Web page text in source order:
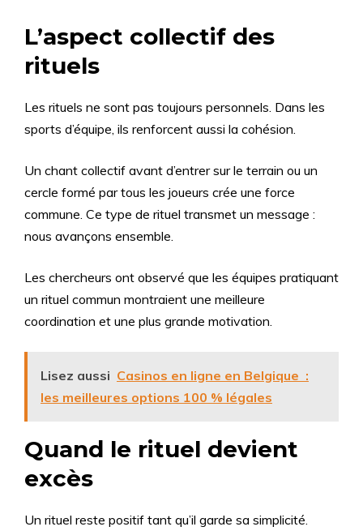
L’aspect collectif des
rituels
Les rituels ne sont pas toujours personnels. Dans les
sports d’équipe, ils renforcent aussi la cohésion.
Un chant collectif avant d’entrer sur le terrain ou un
cercle formé par tous les joueurs crée une force
commune. Ce type de rituel transmet un message :
nous avançons ensemble.
Les chercheurs ont observé que les équipes pratiquant
un rituel commun montraient une meilleure
coordination et une plus grande motivation.
Lisez aussi Casinos en ligne en Belgique :
les meilleures options 100 % légales
Quand le rituel devient
excès
Un rituel reste positif tant qu’il garde sa simplicité.